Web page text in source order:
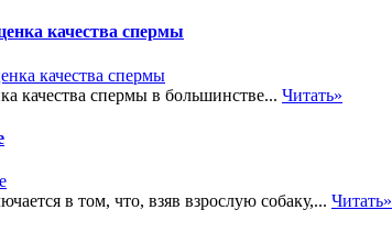
качества спермы
качества спермы в большинстве... Читать»
в том, что, взяв взрослую собаку,... Читать»